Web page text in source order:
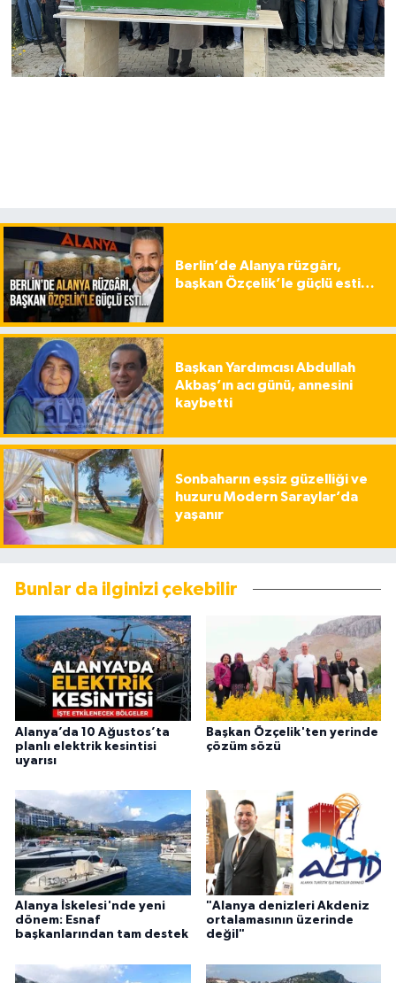
Berlin’de Alanya rüzgârı,
başkan Özçelik’le güçlü esti…
Başkan Yardımcısı Abdullah
Akbaş’ın acı günü, annesini
kaybetti
Sonbaharın eşsiz güzelliği ve
huzuru Modern Saraylar’da
yaşanır
Bunlar da ilginizi çekebilir
Alanya’da 10 Ağustos’ta
planlı elektrik kesintisi
uyarısı
Başkan Özçelik'ten yerinde
çözüm sözü
Alanya İskelesi'nde yeni
dönem: Esnaf
başkanlarından tam destek
"Alanya denizleri Akdeniz
ortalamasının üzerinde
değil"